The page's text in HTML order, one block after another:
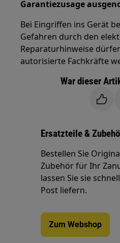
Garantiezusage
Bei Eingriffen ins Gerät
Gefahren durch den
Reparaturhinweise
autorisierte Fachkräfte
War dieser
Ersatzteile &
Bestellen Sie
Zubehör für Ihr
lassen Sie sie
Post liefern.
Zum Webshop